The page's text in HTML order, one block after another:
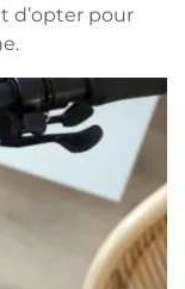
d’opter pour